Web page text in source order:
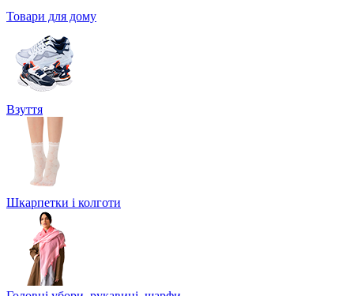
Товари для дому
Взуття
Шкарпетки і колготи